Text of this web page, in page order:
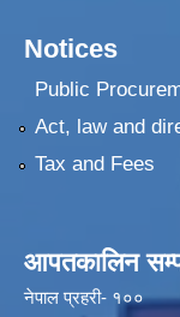
Notices
Public
Act, law and
Tax and Fees
आपतकालिन
नेपाल प्रहरी- १००